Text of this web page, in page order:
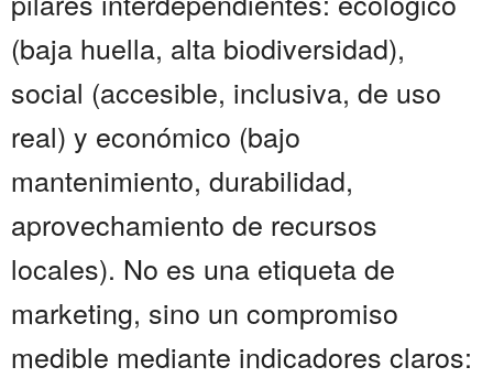
(baja huella, alta biodiversidad),
social (accesible, inclusiva, de uso
real) y económico (bajo
mantenimiento, durabilidad,
aprovechamiento de recursos
locales). No es una etiqueta de
marketing, sino un compromiso
medible mediante indicadores claros: